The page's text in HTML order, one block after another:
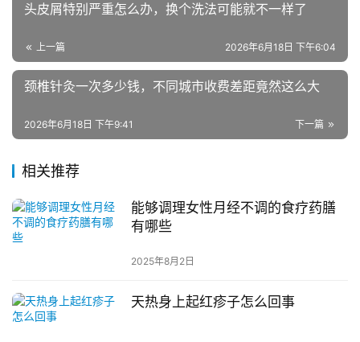
头皮屑特别严重怎么办，换个洗法可能就不一样了
上一篇 2026年6月18日 下午6:04
颈椎针灸一次多少钱，不同城市收费差距竟然这么大
下一篇
2026年6月18日 下午9:41
相关推荐
能够调理女性月经不调的食疗药膳
有哪些
2025年8月2日
天热身上起红疹子怎么回事